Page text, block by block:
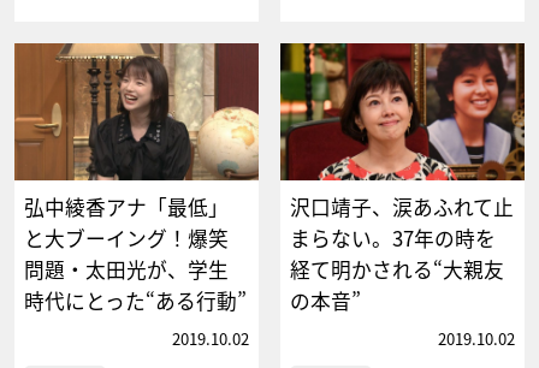
弘中綾香アナ「最低」
と大ブーイング！爆笑
問題・太田光が、学生
時代にとった“ある行動”
2019.10.02
沢口靖子、涙あふれて止
まらない。37年の時を
経て明かされる“大親友
の本音”
2019.10.02